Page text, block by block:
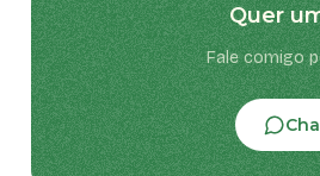
Quer
Fale comigo